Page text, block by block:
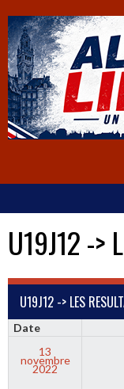
U19J12 ->
U19J12 -> LES
Date
13
novembre
2022